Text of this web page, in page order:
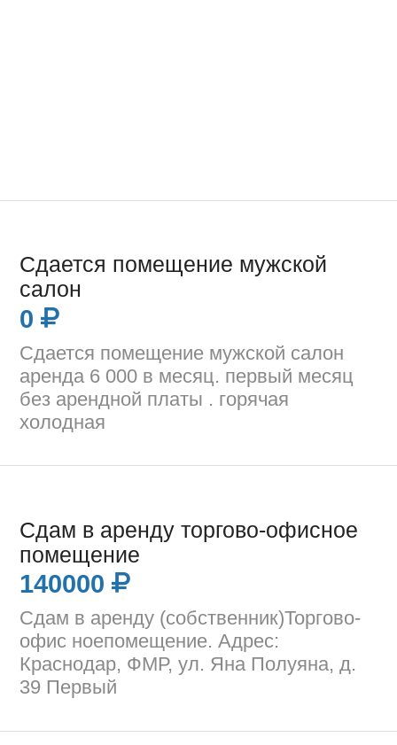
Сдается помещение мужской
салон
0
Сдается помещение мужской салон
аренда 6 000 в месяц. первый месяц
без арендной платы . горячая
холодная
Сдам в аренду торгово-офисное
помещение
140000
Сдам в аренду (собственник)Торгово-
офис ноепомещение. Адрес:
Краснодар, ФМР, ул. Яна Полуяна, д.
39 Первый